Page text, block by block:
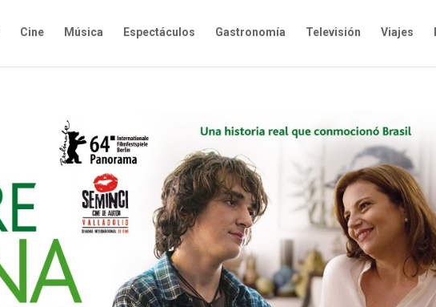
Cine Música Espectáculos Gastronomía Televisión Viajes